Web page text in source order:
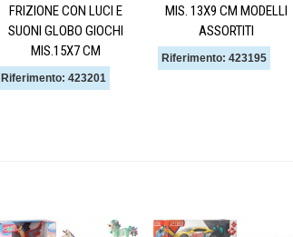
FRIZIONE CON LUCI E
SUONI GLOBO GIOCHI
MIS.15X7 CM
Riferimento: 423201
MIS. 13X9 CM MODELLI
ASSORTITI
Riferimento: 423195